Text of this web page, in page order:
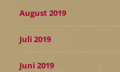
August 2019
Juli 2019
Juni 2019